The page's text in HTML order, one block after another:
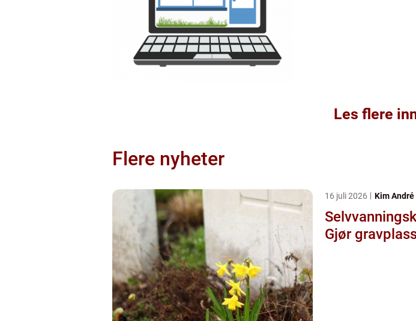
Les flere
Flere nyheter
16 juli 2026 Kim
Gjør